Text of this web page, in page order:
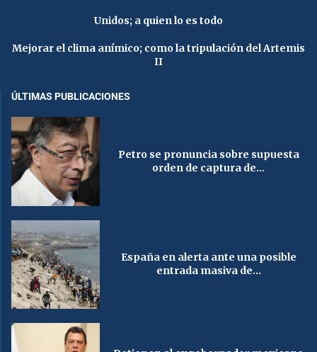
Unidos; a quien lo es todo
Mejorar el clima anímico; como la tripulación del Artemis
II
ÚLTIMAS PUBLICACIONES
Petro se pronuncia sobre supuesta
orden de captura de...
España en alerta ante una posible
entrada masiva de...